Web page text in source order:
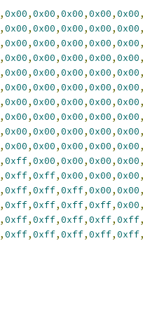
,0x00,0x00,0x00,0x00,0x00,
,0x00,0x00,0x00,0x00,0x00,
,0x00,0x00,0x00,0x00,0x00,
,0x00,0x00,0x00,0x00,0x00,
,0x00,0x00,0x00,0x00,0x00,
,0x00,0x00,0x00,0x00,0x00,
,0x00,0x00,0x00,0x00,0x00,
,0x00,0x00,0x00,0x00,0x00,
,0x00,0x00,0x00,0x00,0x00,
,0x00,0x00,0x00,0x00,0x00,
,0xff,0x00,0x00,0x00,0x00,
,0xff,0xff,0x00,0x00,0x00,
,0xff,0xff,0xff,0x00,0x00,
,0xff,0xff,0xff,0xff,0x00,
,0xff,0xff,0xff,0xff,0xff,
,0xff,0xff,0xff,0xff,0xff,